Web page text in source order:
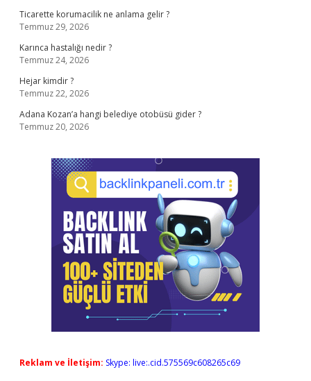
Ticarette korumacilik ne anlama gelir ?
Temmuz 29, 2026
Karınca hastalığı nedir ?
Temmuz 24, 2026
Hejar kimdir ?
Temmuz 22, 2026
Adana Kozan’a hangi belediye otobüsü gider ?
Temmuz 20, 2026
Reklam ve İletişim: Skype: live:.cid.575569c608265c69